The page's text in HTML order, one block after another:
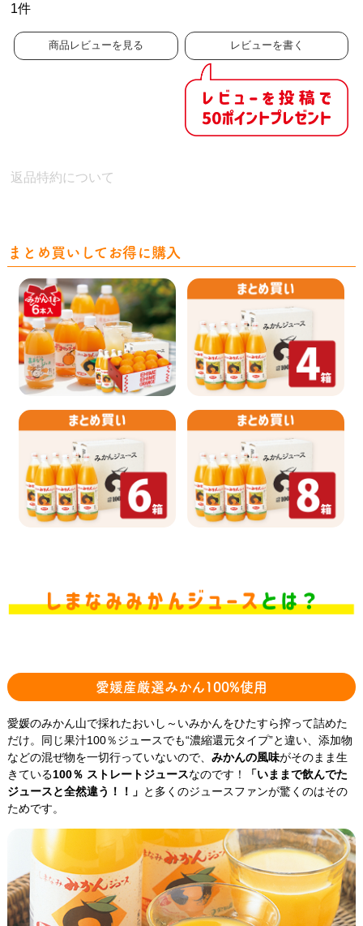
1
商品レビューを見る レビューを書く
返品特約について
まとめ買いしてお得に購入
愛媛産厳選みかん100%使用
愛媛のみかん山で採れたおいし～いみかんをひたすら搾って詰めた
だけ。同じ果汁100％ジュースでも“濃縮還元タイプ”と違い、添加物
などの混ぜ物を一切行っていないので、 みかんの風味がそのまま生
きている100％ ストレートジュースなのです！
「いままで飲んでた
ジュースと全然違う！！」 と多くのジュースファンが驚くのはその
ためです。